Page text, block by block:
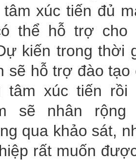
xúc tiến đủ
thể hỗ trợ cho
kiến trong thời
sẽ hỗ trợ đào tạo
tâm xúc tiến rồi
sẽ nhân rộng
qua khảo sát,
rất muốn